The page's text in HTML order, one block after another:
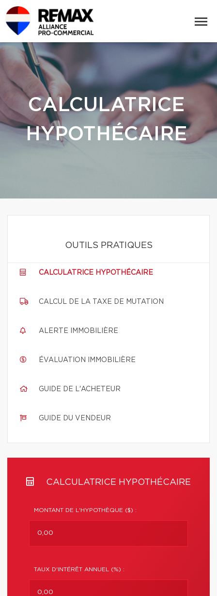
CALCULATRICE
HYPOTHÉCAIRE
OUTILS PRATIQUES
CALCULATRICE HYPOTHÉCAIRE
CALCUL DE LA TAXE DE MUTATION
ALERTE IMMOBILIÈRE
ÉVALUATION IMMOBILIÈRE
GUIDE DE L'ACHETEUR
GUIDE DU VENDEUR
CALCULATRICE HYPOTHÉCAIRE
MONTANT DE L'HYPOTHÈQUE ($) :
TAUX D'INTÉRÊT ANNUEL (%) :